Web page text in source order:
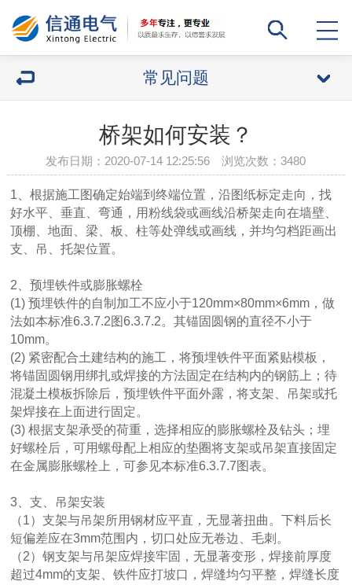
常见问题
桥架如何安装？
发布日期：2020-07-14 12:25:56 浏览次数：3480
1、根据施工图确定始端到终端位置，沿图纸标定走向，找
好水平、垂直、弯通，用粉线袋或画线沿桥架走向在墙壁、
顶棚、地面、梁、板、柱等处弹线或画线，并均匀档距画出
支、吊、托架位置。
2、预埋铁件或膨胀螺栓
(1) 预埋铁件的自制加工不应小于120mm×80mm×6mm，做
法如本标准6.3.7.2图6.3.7.2。其锚固圆钢的直径不小于
10mm。
(2) 紧密配合土建结构的施工，将预埋铁件平面紧贴模板，
将锚固圆钢用绑扎或焊接的方法固定在结构内的钢筋上；待
混凝土模板拆除后，预埋铁件平面外露，将支架、吊架或托
架焊接在上面进行固定。
(3) 根据支架承受的荷重，选择相应的膨胀螺栓及钻头；埋
好螺栓后，可用螺母配上相应的垫圈将支架或吊架直接固定
在金属膨胀螺栓上，可参见本标准6.3.7.7图表。
3、支、吊架安装
（1）支架与吊架所用钢材应平直，无显著扭曲。下料后长
短偏差应在3mm范围内，切口处应无卷边、毛刺。
（2）钢支架与吊架应焊接牢固，无显著变形，焊接前厚度
超过4mm的支架、铁件应打坡口，焊缝均匀平整，焊缝长度